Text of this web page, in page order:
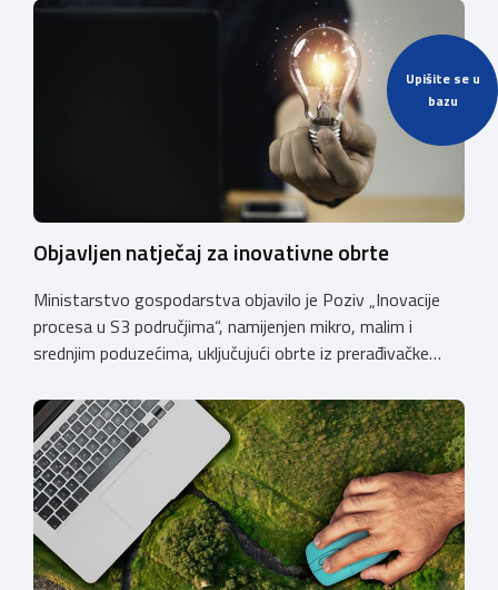
Upišite se u
bazu
Objavljen natječaj za inovativne obrte
Ministarstvo gospodarstva objavilo je Poziv „Inovacije
procesa u S3 područjima“, namijenjen mikro, malim i
srednjim poduzećima, uključujući obrte iz prerađivačke
uspješnije plasirati na tržište kroz modernizaciju poslovnih
procesa. Poziv se provodi u okviru PKK 2021. – 2027. Cilj
Poziva je potaknuti uvođenje inovacija procesa i
organizacije poslovanja koje […]